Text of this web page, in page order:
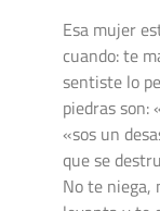
Esa mujer
cuando: te
sentiste lo
piedras son:
«sos un
que se
No te niega,